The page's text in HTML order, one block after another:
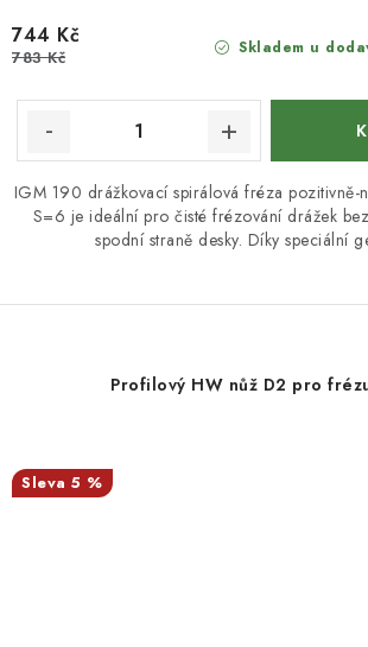
Skladem u
744 Kč
783 Kč
IGM 190 drážkovací spirálová fréza pozitivně-
S=6 je ideální pro čisté frézování drážek
spodní straně desky. Díky speciální
Profilový HW nůž D2 pro
5 %